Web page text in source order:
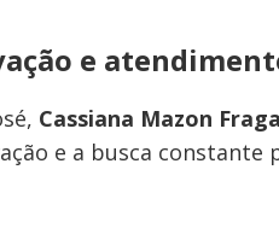
e
Cassiana Mazon Fraga
e a busca constante